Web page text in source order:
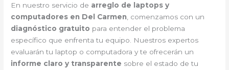
En nuestro servicio de arreglo de laptops y
computadores en Del Carmen , comenzamos con un
diagnóstico gratuito para entender el problema
específico que enfrenta tu equipo. Nuestros expertos
evaluarán tu laptop o computadora y te ofrecerán un
informe claro y transparente sobre el estado de tu